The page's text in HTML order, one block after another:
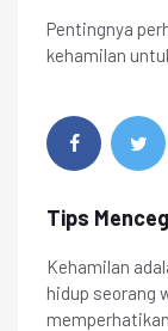
Pentingnya
kehamilan
Tips
Kehamilan
hidup seorang